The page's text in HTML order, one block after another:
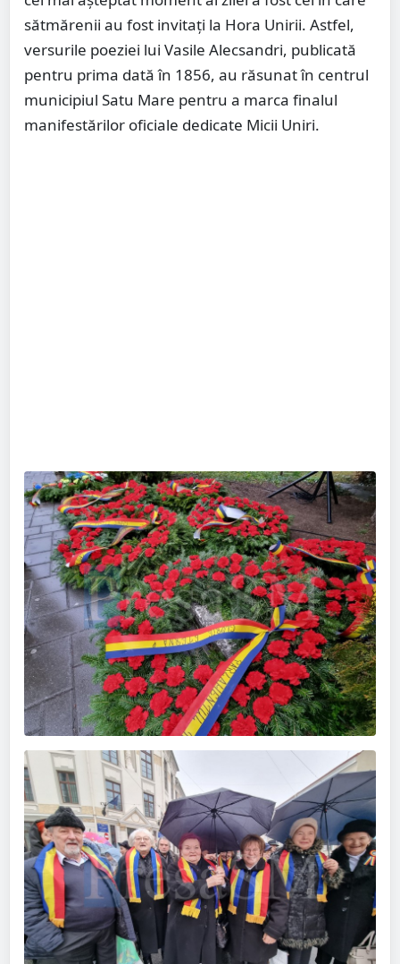
sătmărenii au fost invitați la Hora Unirii. Astfel,
versurile poeziei lui Vasile Alecsandri, publicată
pentru prima dată în 1856, au răsunat în centrul
municipiul Satu Mare pentru a marca finalul
manifestărilor oficiale dedicate Micii Uniri.